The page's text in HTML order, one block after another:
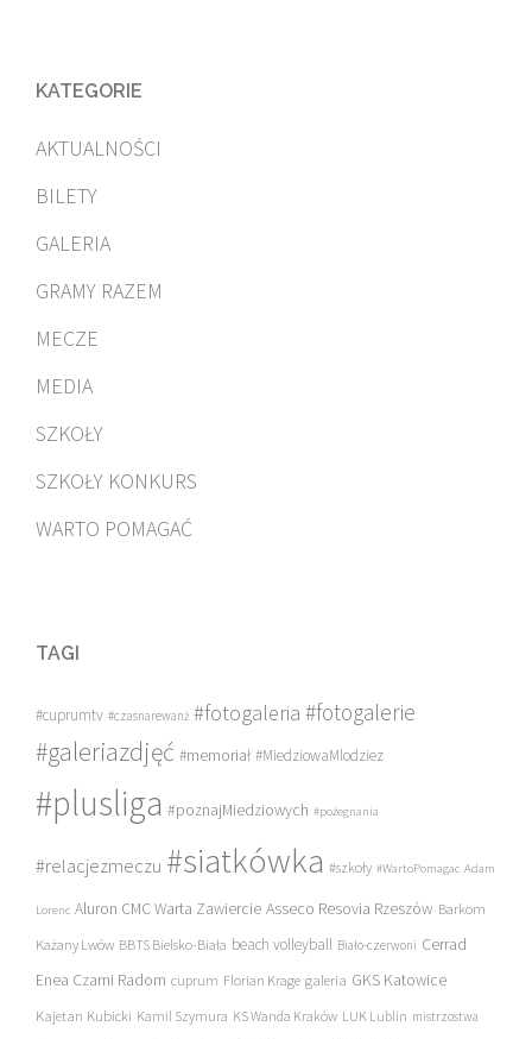
KATEGORIE
AKTUALNOŚCI
BILETY
GALERIA
GRAMY RAZEM
MECZE
MEDIA
SZKOŁY
SZKOŁY KONKURS
WARTO POMAGAĆ
TAGI
#cuprumtv #czasnarewanż #fotogaleria #fotogalerie
#galeriazdjęć #memoriał #MiedziowaMlodziez
#plusliga #poznajMiedziowych #pożegnania
#relacjezmeczu #siatkówka #szkoły #WartoPomagac Adam
Lorenc Aluron CMC Warta Zawiercie Asseco Resovia Rzeszów Barkom
Każany Lwów BBTS Bielsko-Biała beach volleyball Biało-czerwoni Cerrad
Enea Czarni Radom cuprum Florian Krage galeria GKS Katowice
Kajetan Kubicki Kamil Szymura KS Wanda Kraków LUK Lublin mistrzostwa